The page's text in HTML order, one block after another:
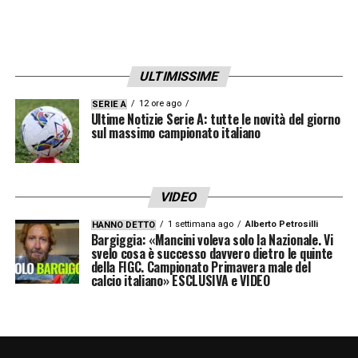
LA PLAYLIST DELLE NOSTRE TOP NEWS
ULTIMISSIME
SERIE A 12 ore ago
Ultime Notizie Serie A: tutte le novità del giorno
sul massimo campionato italiano
VIDEO
HANNO DETTO 1 settimana ago Alberto Petrosilli
Bargiggia: «Mancini voleva solo la Nazionale. Vi
svelo cosa è successo davvero dietro le quinte
della FIGC. Campionato Primavera male del
calcio italiano» ESCLUSIVA e VIDEO